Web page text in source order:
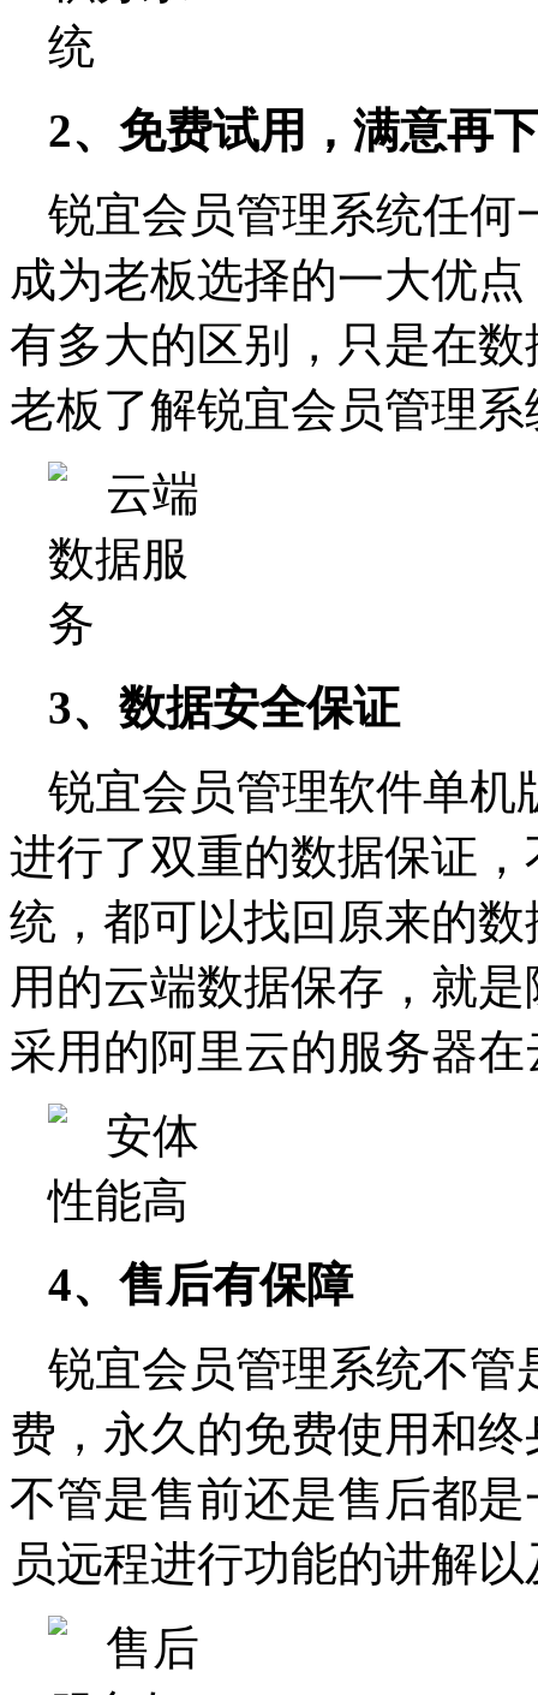
2、免费试用，满意再
锐宜会员管理系统任何
成为老板选择的一大优
有多大的区别，只是在
老板了解锐宜会员管理
3、数据安全保证
锐宜会员管理软件单机
进行了双重的数据保证
统，都可以找回原来的
用的云端数据保存，就
采用的阿里云的服务器
4、售后有保障
锐宜会员管理系统不管
费，永久的免费使用和
不管是售前还是售后都
员远程进行功能的讲解